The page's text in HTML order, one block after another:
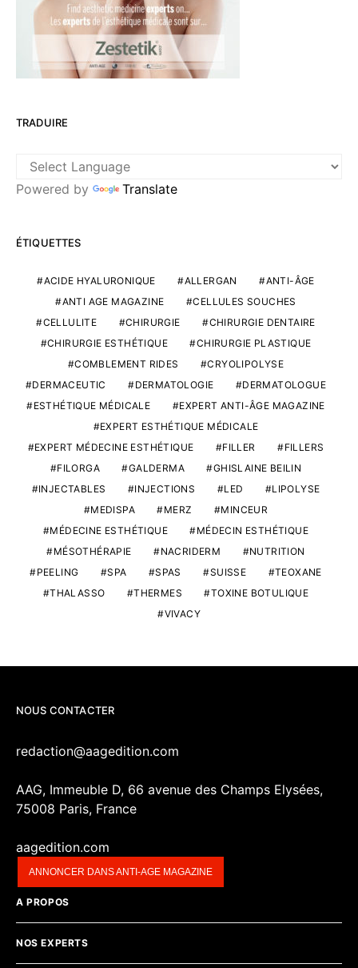
TRADUIRE
Powered by Translate
ÉTIQUETTES
ACIDE HYALURONIQUE ALLERGAN
ANTI-ÂGE
ANTI AGE MAGAZINE
CELLULES SOUCHES
CELLULITE
CHIRURGIE
CHIRURGIE DENTAIRE
CHIRURGIE ESTHÉTIQUE
CHIRURGIE PLASTIQUE
COMBLEMENT RIDES
CRYOLIPOLYSE
DERMACEUTIC
DERMATOLOGIE
DERMATOLOGUE
ESTHÉTIQUE MÉDICALE
EXPERT ANTI-ÂGE MAGAZINE
EXPERT ESTHÉTIQUE MÉDICALE
EXPERT MÉDECINE ESTHÉTIQUE
FILLER
FILLERS
FILORGA
GALDERMA
GHISLAINE BEILIN
INJECTABLES
INJECTIONS LED
LIPOLYSE
MEDISPA
MERZ
MINCEUR
MÉDECINE ESTHÉTIQUE
MÉDECIN ESTHÉTIQUE
MÉSOTHÉRAPIE
NACRIDERM
NUTRITION
PEELING
SPA SPAS SUISSE
TEOXANE
THALASSO
THERMES
TOXINE BOTULIQUE
VIVACY
NOUS CONTACTER
redaction@aagedition.com
AAG, Immeuble D, 66 avenue des Champs Elysées,
75008 Paris, France
aagedition.com
ANNONCER DANS ANTI-AGE MAGAZINE
A PROPOS
NOS EXPERTS